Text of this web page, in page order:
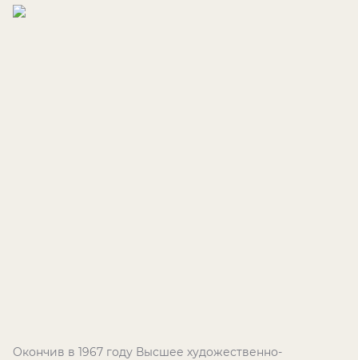
Окончив в 1967 году Высшее художественно-